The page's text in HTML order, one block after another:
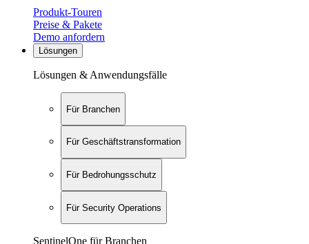
Produkt-Touren
Preise & Pakete
Demo anfordern
Lösungen
Lösungen & Anwendungsfälle
Für Branchen
Für Geschäftstransformation
Für Bedrohungsschutz
Für Security Operations
SentinelOne für Branchen